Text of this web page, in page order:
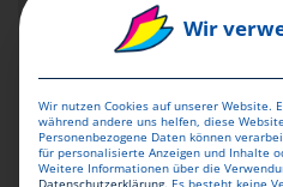
Bedeutung. Hier sind
Erfrischende Softdrinks
Festival ist eine gute
Wir
Wir nutzen Cookies auf unserer Website.
während andere uns helfen, diese
Personenbezogene Daten können
für personalisierte Anzeigen und Inhalte
Weitere Informationen über die
Datenschutzerklärung. Es besteht keine